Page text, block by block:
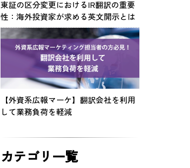
東証の区分変更におけるIR翻訳の重要
性：海外投資家が求める英文開示とは
【外資系広報マーケ】翻訳会社を利用
して業務負荷を軽減
カテゴリ一覧